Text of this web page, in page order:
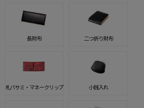
長財布 二つ折り財布
札バサミ・マネークリップ 小銭入れ